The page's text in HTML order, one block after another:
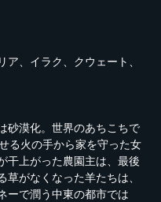
、イラク、クウェート、
砂漠化。世界のあちこちで
る火の手から家を守った女
干上がった農園主は、最後
がなくなった羊たちは、
ーで潤う中東の都市では